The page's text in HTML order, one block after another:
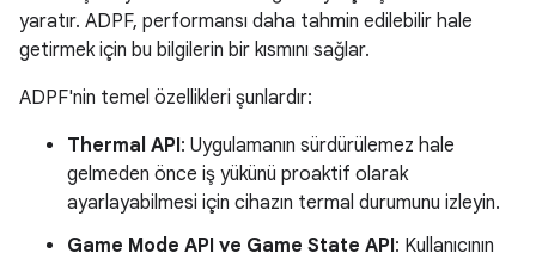
yaratır. ADPF, performansı daha tahmin edilebilir hale
getirmek için bu bilgilerin bir kısmını sağlar.
ADPF'nin temel özellikleri şunlardır:
Thermal API: Uygulamanın sürdürülemez hale
gelmeden önce iş yükünü proaktif olarak
ayarlayabilmesi için cihazın termal durumunu izleyin.
Game Mode API ve Game State API: Kullanıcının